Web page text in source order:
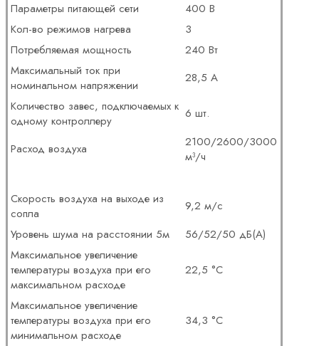
Параметры питающей сети
400 В
Кол-во режимов нагрева
3
Потребляемая мощность
240 Вт
Максимальный ток при
номинальном напряжении
28,5 А
Количество завес, подключаемых к
одному контроллеру
6 шт.
Расход воздуха
2100/2600/3000
м³/ч
Скорость воздуха на выходе из
сопла
9,2 м/с
Уровень шума на расстоянии 5м
56/52/50 дБ(А)
Максимальное увеличение
температуры воздуха при его
максимальном расходе
22,5 °С
Максимальное увеличение
температуры воздуха при его
минимальном расходе
34,3 °С